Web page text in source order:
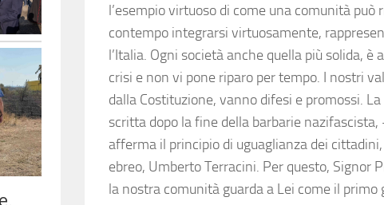
l’esempio virtuoso di come una comunità
contempo integrarsi virtuosamente,
l’Italia. Ogni società anche quella più solida,
crisi e non vi pone riparo per tempo. I nostri
dalla Costituzione, vanno difesi e promossi.
scritta dopo la fine della barbarie
afferma il principio di uguaglianza dei
ebreo, Umberto Terracini. Per questo, Signor
la nostra comunità guarda a Lei come il